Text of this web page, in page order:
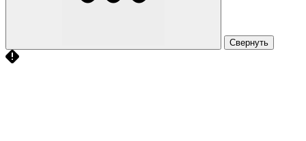
Свернуть